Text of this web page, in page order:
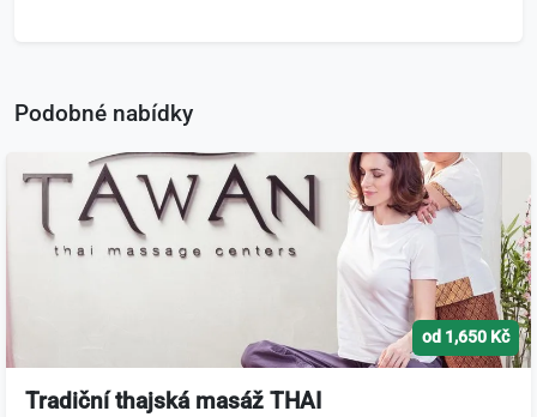
Podobné nabídky
od 1,650 Kč
Tradiční thajská masáž THAI